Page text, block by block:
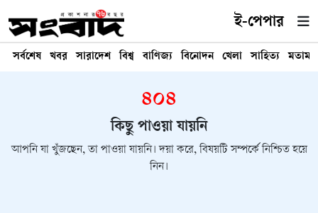
ই-পেপার
সর্বশেষ খবর সারাদেশ বিশ্ব বাণিজ্য বিনোদন খেলা সাহিত্য মতামত
৪০৪
কিছু পাওয়া যায়নি
আপনি যা খুঁজছেন, তা পাওয়া যায়নি। দয়া করে, বিষয়টি সম্পর্কে নিশ্চিত হয়ে
নিন।